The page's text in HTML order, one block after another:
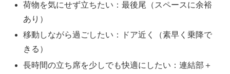
荷物を気にせず立ちたい：最後尾（スペースに余裕
あり）
移動しながら過ごしたい：ドア近く（素早く乗降で
きる）
長時間の立ち席を少しでも快適にしたい：連結部＋